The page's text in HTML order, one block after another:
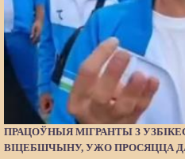
ПРАЦОЎНЫЯ МІГРАНТЫ З
ВІЦЕБШЧЫНУ, УЖО ПРОСЯЦЦА